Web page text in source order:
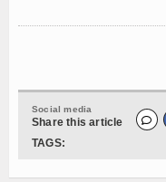
Social media
Share this article
TAGS: